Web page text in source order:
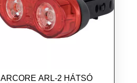
ARCORE ARL-2 HÁTSÓ